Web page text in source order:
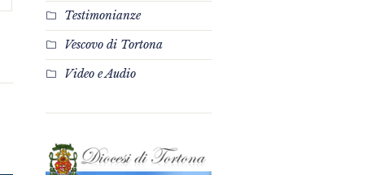
Testimonianze
Vescovo di Tortona
Video e Audio